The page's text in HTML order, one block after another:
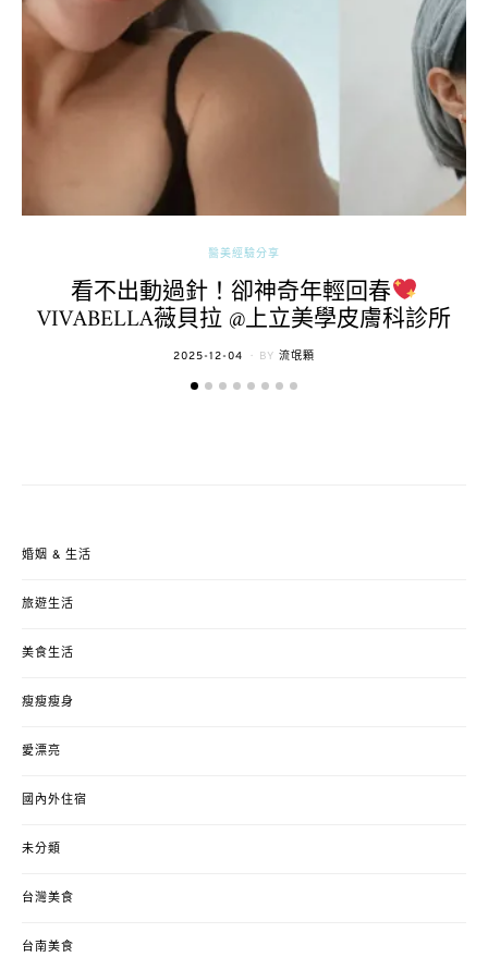
醫美經驗分享
看不出動過針！卻神奇年輕回春
VIVABELLA薇貝拉 @上立美學皮膚科診所
POSTED
2025-12-04 BY 流氓顆
婚姻 & 生活
旅遊生活
美食生活
瘦瘦瘦身
愛漂亮
國內外住宿
未分類
台灣美食
台南美食